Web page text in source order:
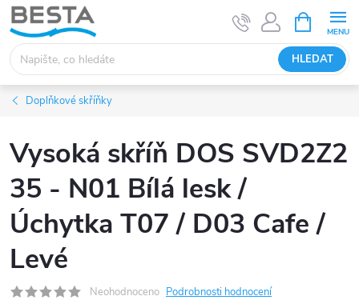
Přejít
na
obsah
HLEDAT
NÁKUPNÍ
KOŠÍK
Doplňkové skříňky
Vysoká skříň DOS SVD2Z2
35 - N01 Bílá lesk /
Úchytka T07 / D03 Cafe /
Levé
Neohodnoceno Podrobnosti hodnocení